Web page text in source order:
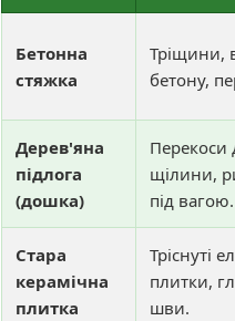
Бетонна
стяжка
Тріщини,
бетону,
Дерев'яна
підлога
(дошка)
Перекоси
щілини,
під вагою.
Стара
керамічна
плитка
Тріснуті
плитки,
шви.